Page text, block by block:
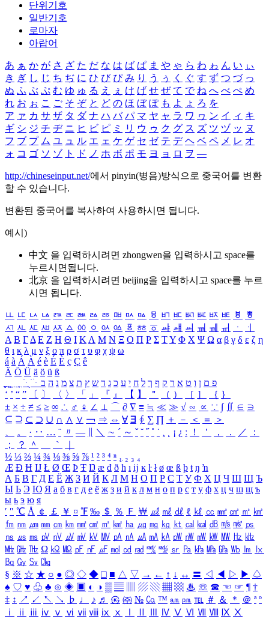
단위기호
일반기호
로마자
아랍어
あ ぁ か が さ ざ た だ な は ば ぱ ま や ゃ ら わ ゎ ん い ぃ
き ぎ し じ ち ぢ に ひ び ぴ み り う ぅ く ぐ す ず つ づ っ
ぬ ふ ぶ ぷ む ゆ ゅ る え ぇ け げ せ ぜ て で ね へ べ ぺ め
れ お ぉ こ ご そ ぞ と ど の ほ ぼ ぽ も よ ょ ろ を
ア ァ カ サ ザ タ ダ ナ ハ バ パ マ ヤ ャ ラ ワ ヮ ン イ ィ キ
ギ シ ジ チ ヂ ニ ヒ ビ ピ ミ リ ウ ゥ ク グ ス ズ ツ ヅ ッ ヌ
フ ブ プ ム ユ ュ ル エ ェ ケ ゲ セ ゼ テ デ ヘ ベ ペ メ レ オ
ォ コ ゴ ソ ゾ ト ド ノ ホ ボ ポ モ ヨ ョ ロ ヲ ―
http://chineseinput.net/에서 pinyin(병음)방식으로 중국어를 변환
할 수 있습니다.
변환된 중국어를 복사하여 사용하시면 됩니다.
예시)
中文 을 입력하시려면 zhongwen을 입력하시고 space를
누르시면됩니다.
北京 을 입력하시려면 beijing을 입력하시고 space를 누르
시면 됩니다.
ㅥ ㅦ ㅧ ㅨ ㅩ ㅪ ㅫ ㅬ ㅭ ㅮ ㅯ ㅰ ㅱ ㅲ ㅳ ㅴ ㅵ ㅶ ㅷ ㅸ
ㅹ
ㅺ ㅻ ㅼ ㅽ ㅾ ㅿ ㆀ ㆁ ㆂ ㆃ ㆄ ㆅ ㆆ ㆇ ㆈ ㆉ ㆊ ㆋ ㆌ ㆍ
ㆎ
Α Β ΓΔ Ε Ζ Η Θ Ι ΚΛ Μ Ν Ξ Ο Π Ρ Σ ΤΥ Φ Χ Ψ Ω α β γ δ ε ζ η
θ ι κ λ μ ν ξ ο π ρ σ τ υ φ χ ψ ω
á à Á À é è É È ç Ç ê
Ä Ö Ü ä ö ü ß
ִֶֹ ֻּ ׁׂ פ ם ן ו ט א ר ק ף ך ל ח י ע כ ג ד ש ץ ת צ מ נ ה ב
‘ ’ “ ” 〔 〕 〈 〉 「 」 『 』 【 】 ＂ （ ） ［ ］ ｛ ｝
± × ÷ ≠ ≤ ≥ ∞ ∴ ♂ ♀ ∠ ⊥ ⌒ ∂ ∇ ≡ ≒ ≪ ≫ √ ∽ ∝ ∵ ∫ ∬ ∈ ∋
⊆ ⊇ ⊂ ⊃ ∪ ∩ ∧ ∨ ￢ ⇒ ⇔ ∀ ∃ ∮ ∑ ∏ ＋ － ＜ ＝
＞
、
。 · ‥ … ¨ 〃 ― ＼ ∼ ´ ～ ˇ ˘ ˝ ˚ ˙ ¸ ¡ ¿ ː ！ ＇ ， ． ／
：
；
？ ＾ ｀
½ ⅓ ⅔ ¼ ¾ ⅛ ⅜ ⅝ ⅞ ¹ ² ³ ⁴ ⁿ ₁ ₂ ₃ ₄
Æ Ð Ħ Ĳ Ł Ø Œ Þ Ŧ Ŋ æ đ ð ħ ı ĳ ĸ ŀ ł ø œ ß þ ŧ ŋ ŉ
А Б В Г Д Е Ё Ж З И Й К Л М Н О П Р С Т У Ф Х Ц Ч Ш Щ Ъ
Ы Ь Э Ю Я а б в г д е ё ж з и й к л м н о п р с т у ф х ц ч ш щ ъ
ы ь э ю я
′ ″ ℃ Å ￠ ￡ ￥ ¤ ℉ ‰ ＄ ％ Ｆ ￦ ㎕ ㎖ ㎗ ℓ ㎘ ㏄ ㎣ ㎤ ㎥ ㎦
㎙ ㎚ ㎛ ㎜ ㎝ ㎞ ㎟ ㎠ ㎡ ㎢ ㏊ ㎍ ㎎ ㎏ ㏏ ㎈ ㎉ ㏈ ㎧ ㎨ ㎰
㎱ ㎲ ㎳ ㎴ ㎵ ㎶ ㎷ ㎸ ㎹ ㎀ ㎁ ㎂ ㎃ ㎄ ㎺ ㎻ ㎽ ㎾ ㎿ ㎐ ㎑
㎒ ㎓ ㎔ Ω ㏀ ㏁ ㎊ ㎋ ㎌ ㏖ ㏅ ㎭ ㎮ ㎯ ㏛ ㎩ ㎪ ㎫ ㎬ ㏝ ㏐
㏓
㏃ ㏉ ㏜ ㏆
§ ※ ☆ ★ ○ ● ◎ ◇ ◆ □ ■ △ ▽ → ← ↑ ↓ ↔ 〓 ◁ ◀ ▷ ▶ ♤
♠ ♡ ♥ ♧ ♣ ⊙ ◈ ▣ ◐ ◑ ▒ ▤ ▨ ▧ ▦ ▩ ♨ ☏ ☎ ☜ ☞ ¶ †
‡ ↕ ↗ ↙ ↖ ↘ ♭ ♩ ♪ ♬ ㉿ ㈜ № ㏇ ™ ㏂ ㏘ ℡ ＃ ＆ ＊ ＠ ª º
ⅰ
ⅱ ⅲ ⅳ ⅴ ⅵ ⅶ ⅷ ⅸ ⅹ Ⅳ Ⅴ Ⅵ Ⅶ Ⅷ Ⅸ Ⅹ